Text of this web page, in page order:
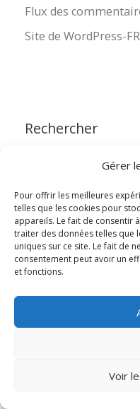
Gérer
Pour offrir les meilleures
telles que les cookies pour
appareils. Le fait de consentir
traiter des données telles que
uniques sur ce site. Le fait de
consentement peut avoir un
et fonctions.
Voir
Flux des
Site de WordPress-FR
Rechercher
Paru récemment
Le LIEN, via
« politique » reçu à
parlementaires du